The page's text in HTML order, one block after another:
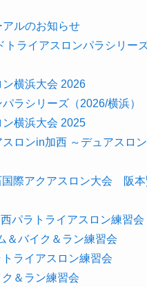
ルのお知らせ
ライアスロンパラシリー
横浜大会 2026
ラシリーズ（2026/横浜）
横浜大会 2025
ロンin加西 ～デュアスロ
際アクアスロン大会 阪本
パラトライアスロン練習会
＆バイク＆ラン練習会
ライアスロン練習会
＆ラン練習会